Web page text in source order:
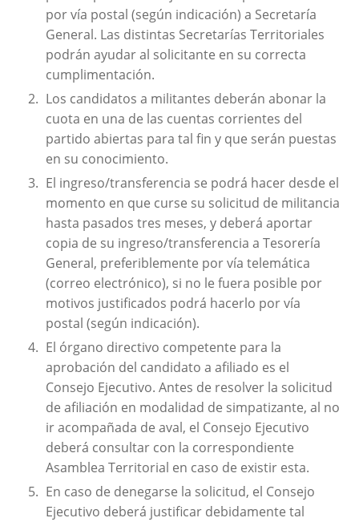
por vía postal (según indicación) a Secretaría
General. Las distintas Secretarías Territoriales
podrán ayudar al solicitante en su correcta
cumplimentación.
Los candidatos a militantes deberán abonar la
cuota en una de las cuentas corrientes del
partido abiertas para tal fin y que serán puestas
en su conocimiento.
El ingreso/transferencia se podrá hacer desde el
momento en que curse su solicitud de militancia
hasta pasados tres meses, y deberá aportar
copia de su ingreso/transferencia a Tesorería
General, preferiblemente por vía telemática
(correo electrónico), si no le fuera posible por
motivos justificados podrá hacerlo por vía
postal (según indicación).
El órgano directivo competente para la
aprobación del candidato a afiliado es el
Consejo Ejecutivo. Antes de resolver la solicitud
de afiliación en modalidad de simpatizante, al no
ir acompañada de aval, el Consejo Ejecutivo
deberá consultar con la correspondiente
Asamblea Territorial en caso de existir esta.
En caso de denegarse la solicitud, el Consejo
Ejecutivo deberá justificar debidamente tal